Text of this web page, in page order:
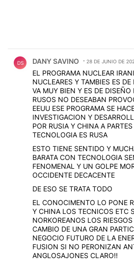
DS DANY SAVINO 28 DE JUNIO DE
EL PROGRAMA NUCLEAR
NUCLEARES Y TAMBIES ES DE
VA MUY BIEN Y ES DE DISEÑO
RUSOS NO DESEABAN
EEUU ESE PROGRAMA SE
INVESTIGACION Y
POR RUSIA Y CHINA A
TECNOLOGIA ES RUSA
ESTO TIENE SENTIDO Y
BARATA CON TECNOLOGIA
FENOMENAL Y UN GOLPE
OCCIDENTE DECACENTE
DE ESO SE TRATA TODO
EL CONOCIMENTO LO PONE
Y CHINA LOS TECNICOS ETC
NORKOREANOS LOS
CAMBIO DE UNA GRAN
NEGOCIO FUTURO DE LA
FUSION SI NO PERONIZAN
ANGLOSAJONES CLARO!!